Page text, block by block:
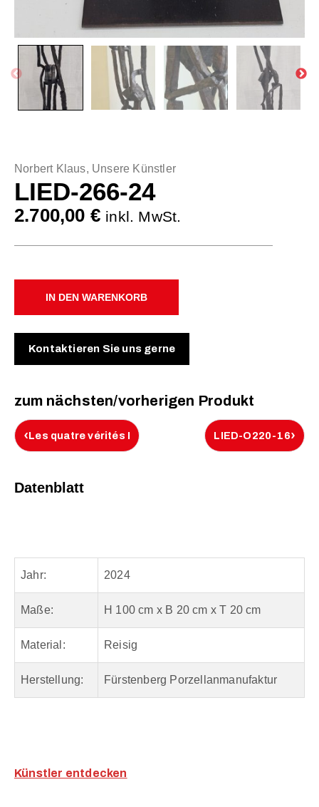
Norbert Klaus, Unsere Künstler
LIED-266-24
2.700,00 € inkl. MwSt.
IN DEN WARENKORB
Kontaktieren Sie uns gerne
zum nächsten/vorherigen Produkt
‹Les quatre vérités I LIED-O220-16›
Datenblatt
Jahr: 2024
Maße: H 100 cm x B 20 cm x T 20 cm
Material: Reisig
Herstellung: Fürstenberg Porzellanmanufaktur
Künstler entdecken